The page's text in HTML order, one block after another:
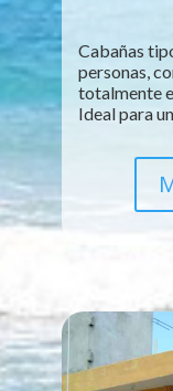
Cabañas
personas,
totalmente
Ideal para